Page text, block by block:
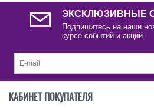
ЭКСКЛЮЗИВНЫЕ
Подпишитесь на наши
курсе событий и акций.
КАБИНЕТ ПОКУПАТЕЛЯ